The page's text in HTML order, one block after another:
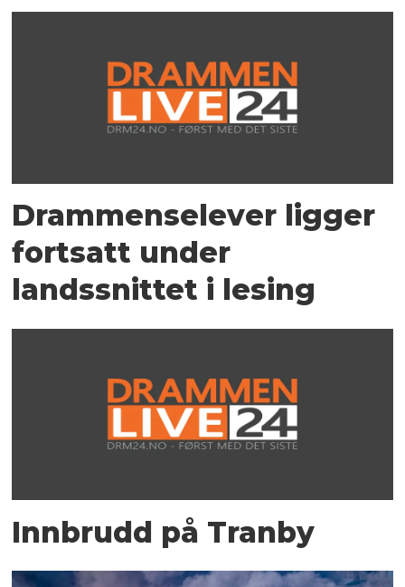
Drammenselever ligger
fortsatt under
landssnittet i lesing
Innbrudd på Tranby